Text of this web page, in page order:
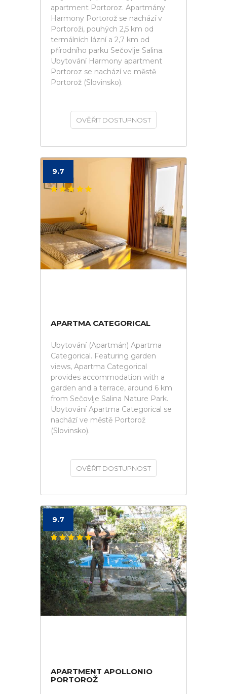
apartment Portoroz. Apartmány
Harmony Portorož se nachází v
Portoroži, pouhých 2,5 km od
termálních lázní a 2,7 km od
přírodního parku Sečovlje Salina.
Ubytování Harmony apartment
Portoroz se nachází ve městě
Portorož (Slovinsko).
OVĚŘIT DOSTUPNOST
9.7
APARTMA CATEGORICAL
Ubytování (Apartmán) Apartma
Categorical. Featuring garden
views, Apartma Categorical
provides accommodation with a
garden and a terrace, around 6 km
from Sečovlje Salina Nature Park.
Ubytování Apartma Categorical se
nachází ve městě Portorož
(Slovinsko).
OVĚŘIT DOSTUPNOST
9.7
APARTMENT APOLLONIO
PORTOROŽ